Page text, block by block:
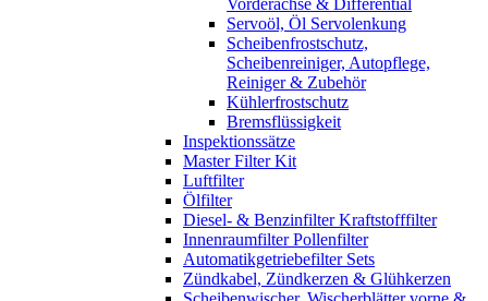
Vorderachse & Differential
Servoöl, Öl Servolenkung
Scheibenfrostschutz,
Scheibenreiniger, Autopflege,
Reiniger & Zubehör
Kühlerfrostschutz
Bremsflüssigkeit
Inspektionssätze
Master Filter Kit
Luftfilter
Ölfilter
Diesel- & Benzinfilter Kraftstofffilter
Innenraumfilter Pollenfilter
Automatikgetriebefilter Sets
Zündkabel, Zündkerzen & Glühkerzen